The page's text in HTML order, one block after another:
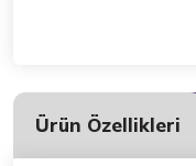
Ürün Özellikleri